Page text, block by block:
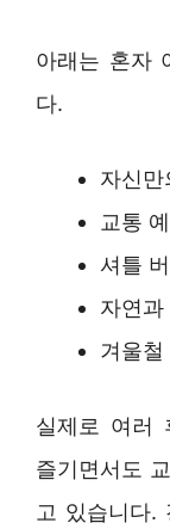
아래는 혼자
다.
자신
교통
셔틀
자연
겨울철
실제로 여러
즐기면서도
고 있습니다.